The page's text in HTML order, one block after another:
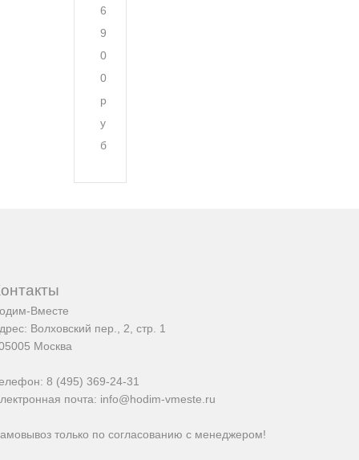
6
9
0
0
р
у
б
Вместе
Волховский пер., 2, стр. 1
Москва
8 (495) 369-24-31
почта: info@hodim-vmeste.ru
только по согласованию с менеджером!